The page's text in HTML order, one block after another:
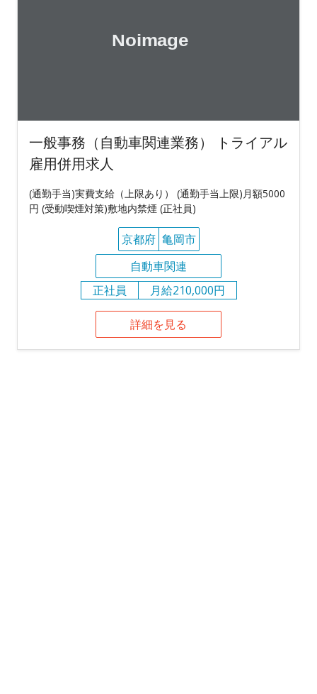
一般事務（自動車関連業務） トライアル
雇用併用求人
(通勤手当)実費支給（上限あり） (通勤手当上限)月額5000
円 (受動喫煙対策)敷地内禁煙 (正社員)
京都府 亀岡市
自動車関連
正社員
月給210,000円
詳細を見る